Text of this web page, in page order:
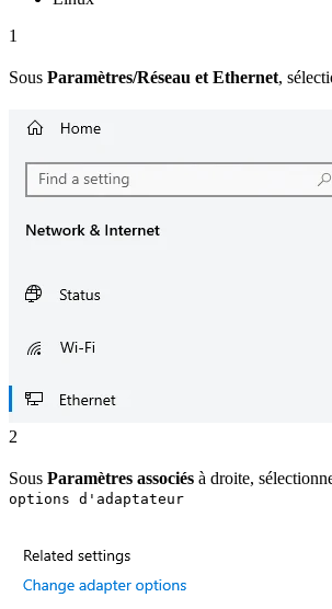
1
Sous Paramètres/Réseau et Ethernet,
2
Sous Paramètres associés à droite,
options d'adaptateur